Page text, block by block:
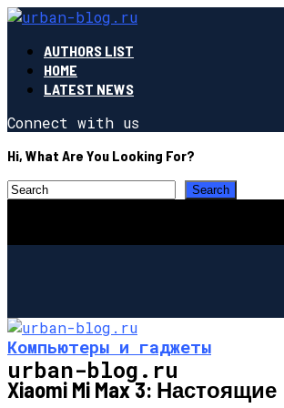
AUTHORS LIST
HOME
LATEST NEWS
Connect with us
Hi, What Are You Looking For?
urban-blog.ru
Компьютеры и гаджеты
Xiaomi Mi Max 3: Настоящие